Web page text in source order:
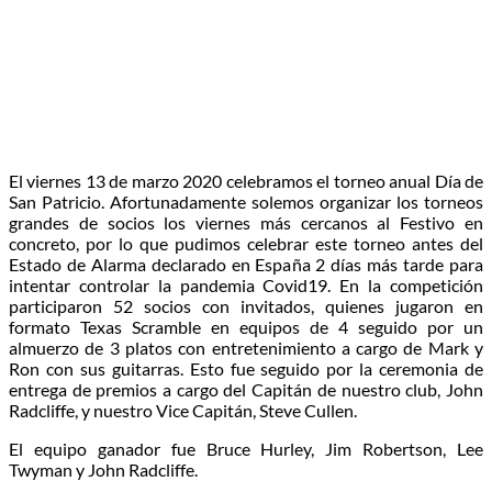
El viernes 13 de marzo 2020 celebramos el torneo anual Día de
San Patricio. Afortunadamente solemos organizar los torneos
grandes de socios los viernes más cercanos al Festivo en
concreto, por lo que pudimos celebrar este torneo antes del
Estado de Alarma declarado en España 2 días más tarde para
intentar controlar la pandemia Covid19. En la competición
participaron 52 socios con invitados, quienes jugaron en
formato Texas Scramble en equipos de 4 seguido por un
almuerzo de 3 platos con entretenimiento a cargo de Mark y
Ron con sus guitarras. Esto fue seguido por la ceremonia de
entrega de premios a cargo del Capitán de nuestro club, John
Radcliffe, y nuestro Vice Capitán, Steve Cullen.
El equipo ganador fue Bruce Hurley, Jim Robertson, Lee
Twyman y John Radcliffe.